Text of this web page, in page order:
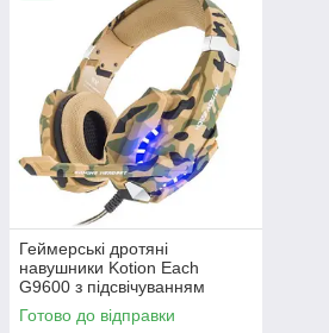
Геймерські дротяні
навушники Kotion Each
G9600 з підсвічуванням
(Камуфляж)
Готово до відправки